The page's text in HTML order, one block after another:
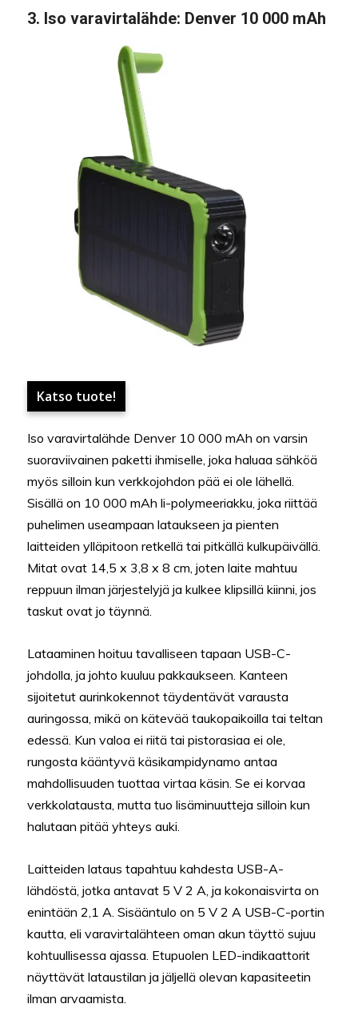
3. Iso varavirtalähde: Denver 10 000 mAh
Katso tuote!
Iso varavirtalähde Denver 10 000 mAh on varsin
suoraviivainen paketti ihmiselle, joka haluaa sähköä
myös silloin kun verkkojohdon pää ei ole lähellä.
Sisällä on 10 000 mAh li-polymeeriakku, joka riittää
puhelimen useampaan lataukseen ja pienten
laitteiden ylläpitoon retkellä tai pitkällä kulkupäivällä.
Mitat ovat 14,5 x 3,8 x 8 cm, joten laite mahtuu
reppuun ilman järjestelyjä ja kulkee klipsillä kiinni, jos
taskut ovat jo täynnä.
Lataaminen hoituu tavalliseen tapaan USB-C-
johdolla, ja johto kuuluu pakkaukseen. Kanteen
sijoitetut aurinkokennot täydentävät varausta
auringossa, mikä on kätevää taukopaikoilla tai teltan
edessä. Kun valoa ei riitä tai pistorasiaa ei ole,
rungosta kääntyvä käsikampidynamo antaa
mahdollisuuden tuottaa virtaa käsin. Se ei korvaa
verkkolatausta, mutta tuo lisäminuutteja silloin kun
halutaan pitää yhteys auki.
Laitteiden lataus tapahtuu kahdesta USB-A-
lähdöstä, jotka antavat 5 V 2 A, ja kokonaisvirta on
enintään 2,1 A. Sisääntulo on 5 V 2 A USB-C-portin
kautta, eli varavirtalähteen oman akun täyttö sujuu
kohtuullisessa ajassa. Etupuolen LED-indikaattorit
näyttävät lataustilan ja jäljellä olevan kapasiteetin
ilman arvaamista.